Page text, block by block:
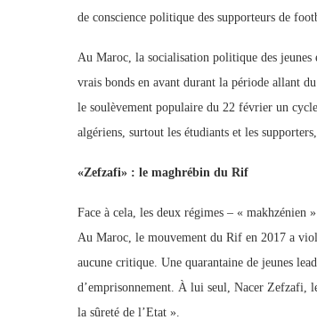
de conscience politique des supporteurs de
Au Maroc, la socialisation politique des
vrais bonds en avant durant la période allant
le soulèvement populaire du 22 février un
algériens, surtout les étudiants et les
«Zefzafi» : le maghrébin du Rif
Face à cela, les deux régimes – «
Au Maroc, le mouvement du Rif en 2017 a
aucune critique. Une quarantaine de jeunes
d’emprisonnement. À lui seul, Nacer Zefzafi,
la sûreté de l’Etat ».